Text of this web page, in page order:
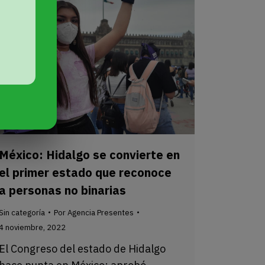
México: Hidalgo se convierte en
el primer estado que reconoce
a personas no binarias
Sin categoría PorAgencia Presentes
noviembre, 2022
El Congreso del estado de Hidalgo